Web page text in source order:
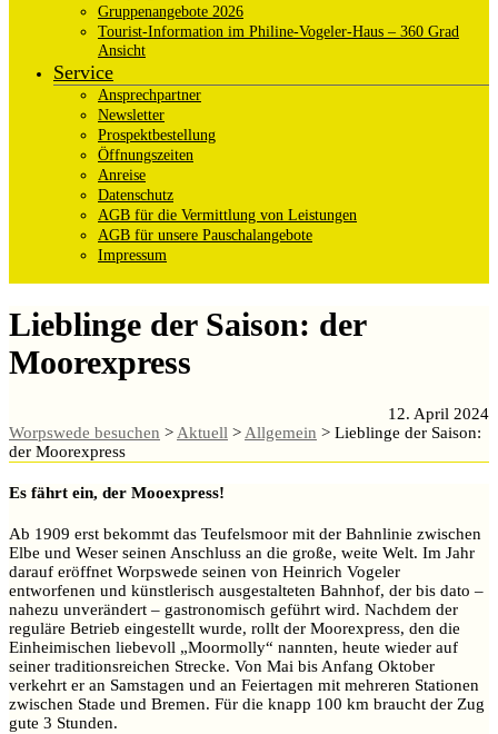
Gruppenangebote 2026
Tourist-Information im Philine-Vogeler-Haus – 360 Grad
Ansicht
Service
Ansprechpartner
Newsletter
Prospektbestellung
Öffnungszeiten
Anreise
Datenschutz
AGB für die Vermittlung von Leistungen
AGB für unsere Pauschalangebote
Impressum
Lieblinge der Saison: der
Moorexpress
12. April 2024
Worpswede besuchen > Aktuell > Allgemein > Lieblinge der Saison:
der Moorexpress
Es fährt ein, der Mooexpress!
Ab 1909 erst bekommt das Teufelsmoor mit der Bahnlinie zwischen
Elbe und Weser seinen Anschluss an die große, weite Welt. Im Jahr
darauf eröffnet Worpswede seinen von Heinrich Vogeler
entworfenen und künstlerisch ausgestalteten Bahnhof, der bis dato –
nahezu unverändert – gastronomisch geführt wird. Nachdem der
reguläre Betrieb eingestellt wurde, rollt der Moorexpress, den die
Einheimischen liebevoll „Moormolly“ nannten, heute wieder auf
seiner traditionsreichen Strecke. Von Mai bis Anfang Oktober
verkehrt er an Samstagen und an Feiertagen mit mehreren Stationen
zwischen Stade und Bremen. Für die knapp 100 km braucht der Zug
gute 3 Stunden.